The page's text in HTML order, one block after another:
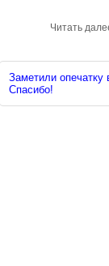
Читать
Заметили
Спасибо!